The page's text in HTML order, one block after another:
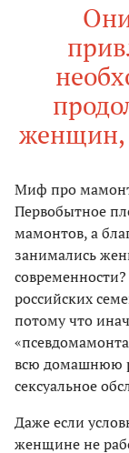
женщин,
Миф про
Первобытное
мамонтов, а
занимались
российских
потому что
всю домашнюю
сексуальное
Даже если
женщине не